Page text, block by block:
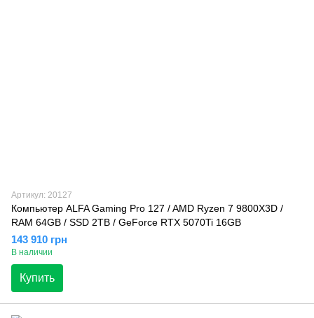
Артикул: 20127
Компьютер ALFA Gaming Pro 127 / AMD Ryzen 7 9800X3D /
RAM 64GB / SSD 2TB / GeForce RTX 5070Ti 16GB
143 910 грн
В наличии
Купить